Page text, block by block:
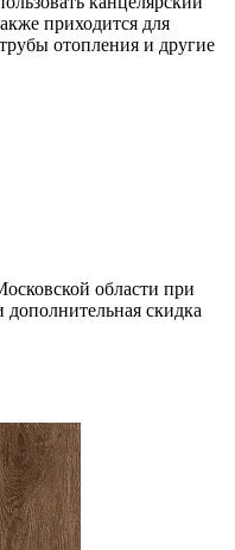
приходится для
отопления и другие
области при
скидка